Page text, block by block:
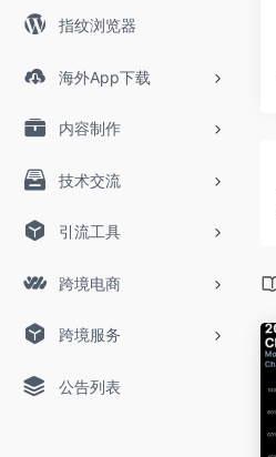
指纹浏览器
海外App下载
内容制作
技术交流
引流工具
跨境电商
跨境服务
公告列表